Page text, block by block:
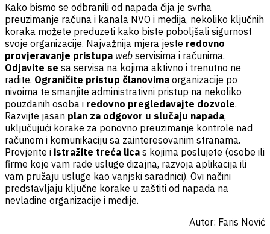
Kako bismo se odbranili od napada čija je svrha
preuzimanje računa i kanala NVO i medija, nekoliko ključnih
koraka možete preduzeti kako biste poboljšali sigurnost
svoje organizacije. Najvažnija mjera jeste redovno
provjeravanje pristupa web servisima i računima.
Odjavite se sa servisa na kojima aktivno i trenutno ne
radite. Ograničite pristup članovima organizacije po
nivoima te smanjite administrativni pristup na nekoliko
pouzdanih osoba i redovno pregledavajte dozvole.
Razvijte jasan plan za odgovor u slučaju napada,
uključujući korake za ponovno preuzimanje kontrole nad
računom i komunikaciju sa zainteresovanim stranama.
Provjerite i istražite treća lica s kojima poslujete (osobe ili
firme koje vam rade usluge dizajna, razvoja aplikacija ili
vam pružaju usluge kao vanjski saradnici). Ovi načini
predstavljaju ključne korake u zaštiti od napada na
nevladine organizacije i medije.
Autor: Faris Nović